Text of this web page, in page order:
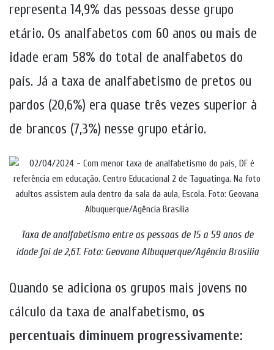
representa 14,9% das pessoas desse grupo
etário. Os analfabetos com 60 anos ou mais de
idade eram 58% do total de analfabetos do
país. Já a taxa de analfabetismo de pretos ou
pardos (20,6%) era quase três vezes superior à
de brancos (7,3%) nesse grupo etário.
Taxa de analfabetismo entre as pessoas de 15 a 59 anos de
idade foi de 2,6T. Foto: Geovana Albuquerque/Agência Brasília
Quando se adiciona os grupos mais jovens no
cálculo da taxa de analfabetismo, os
percentuais diminuem progressivamente: